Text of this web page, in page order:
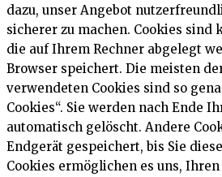
dazu, unser Angebot
sicherer zu machen. Cookies sind
die auf Ihrem Rechner abgelegt
Browser speichert. Die meisten
verwendeten Cookies sind so
Cookies“. Sie werden nach Ende
automatisch gelöscht. Andere
Endgerät gespeichert, bis Sie
Cookies ermöglichen es uns,